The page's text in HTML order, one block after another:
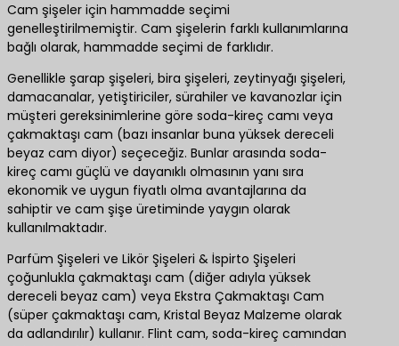
Cam şişeler için hammadde seçimi
genelleştirilmemiştir. Cam şişelerin farklı kullanımlarına
bağlı olarak, hammadde seçimi de farklıdır.
Genellikle şarap şişeleri, bira şişeleri, zeytinyağı şişeleri,
damacanalar, yetiştiriciler, sürahiler ve kavanozlar için
müşteri gereksinimlerine göre soda-kireç camı veya
çakmaktaşı cam (bazı insanlar buna yüksek dereceli
beyaz cam diyor) seçeceğiz. Bunlar arasında soda-
kireç camı güçlü ve dayanıklı olmasının yanı sıra
ekonomik ve uygun fiyatlı olma avantajlarına da
sahiptir ve cam şişe üretiminde yaygın olarak
kullanılmaktadır.
Parfüm Şişeleri ve Likör Şişeleri & İspirto Şişeleri
çoğunlukla çakmaktaşı cam (diğer adıyla yüksek
dereceli beyaz cam) veya Ekstra Çakmaktaşı Cam
(süper çakmaktaşı cam, Kristal Beyaz Malzeme olarak
da adlandırılır) kullanır. Flint cam, soda-kireç camından